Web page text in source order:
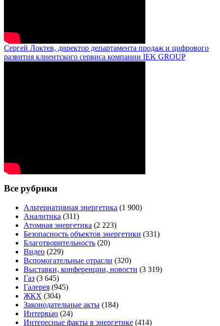
Сергей Локтев, директор департамента продаж и цифрового
развития клиентского сервиса компании IEK GROUP
Все рубрики
Альтернативная энергетика (1 900)
Аналитика (311)
Атомная энергетика (2 223)
Безопасность объектов энергетики (331)
Благотворительность (20)
Видео (229)
Вспомогательные отрасли (320)
Выставки, конференции, новости (3 319)
Газ (3 645)
Галерея (945)
ЖКХ (304)
Законодательные акты (184)
Интервью (24)
Интересные факты в энергетике (414)